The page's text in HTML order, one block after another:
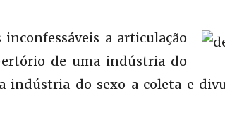
a articulação
de uma indústria do
indústria do sexo a coleta e